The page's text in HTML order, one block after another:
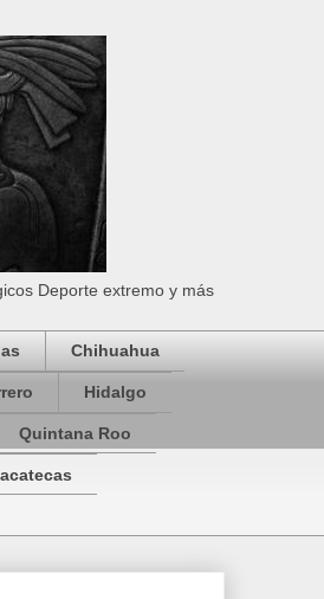
Deporte extremo y más
Chihuahua
Hidalgo
Quintana Roo